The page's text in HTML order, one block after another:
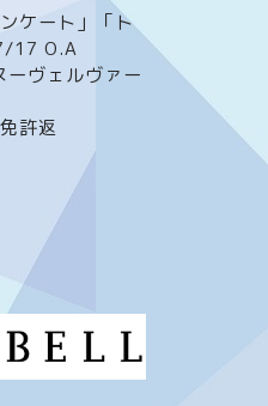
ケート」「ト
17 O.A
ーヴェルヴァー
許返